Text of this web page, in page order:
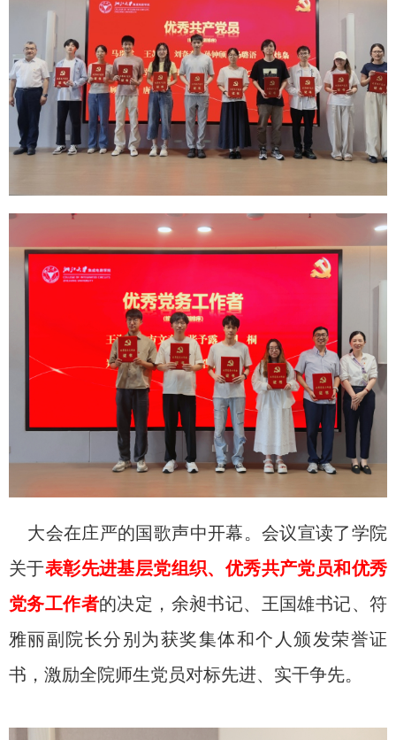
大会在庄严的国歌声中开幕。会议宣读了学院
关于表彰先进基层党组织、优秀共产党员和优秀
党务工作者的决定，余昶书记、王国雄书记、符
雅丽副院长分别为获奖集体和个人颁发荣誉证
书，激励全院师生党员对标先进、实干争先。